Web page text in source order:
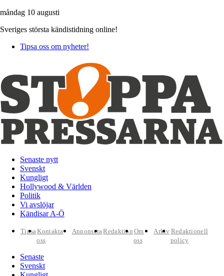
måndag 10 augusti
Sveriges största kändistidning online!
Tipsa oss om nyheter!
Senaste nytt
Svenskt
Kungligt
Hollywood & Världen
Politik
Vi avslöjar
Kändisar A-Ö
TipsaKontakta
oss
AnnonseraRedaktion Om
oss
Arkiv Redaktionell
policy
Senaste
Svenskt